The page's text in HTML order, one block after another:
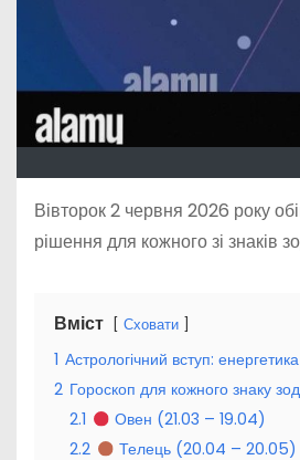
Вівторок 2 червня 2026 року
рішення для кожного зі знаків
Вміст Сховати
1 Астрологічний вступ:
2 Гороскоп для кожного знаку
2.1
Овен (21.03 – 19.04)
2.2
Телець (20.04 – 20.05)